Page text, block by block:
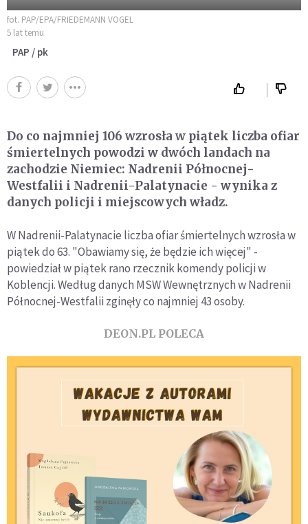
fot. PAP/EPA/FRIEDEMANN VOGEL
5 lat temu
PAP / pk
Do co najmniej 106 wzrosła w piątek liczba ofiar
śmiertelnych powodzi w dwóch landach na
zachodzie Niemiec: Nadrenii Północnej-
Westfalii i Nadrenii-Palatynacie - wynika z
danych policji i miejscowych władz.
W Nadrenii-Palatynacie liczba ofiar śmiertelnych wzrosła w
piątek do 63. "Obawiamy się, że będzie ich więcej" -
powiedział w piątek rano rzecznik komendy policji w
Koblencji. Według danych MSW Wewnętrznych w Nadrenii
Północnej-Westfalii zginęły co najmniej 43 osoby.
DEON.PL POLECA